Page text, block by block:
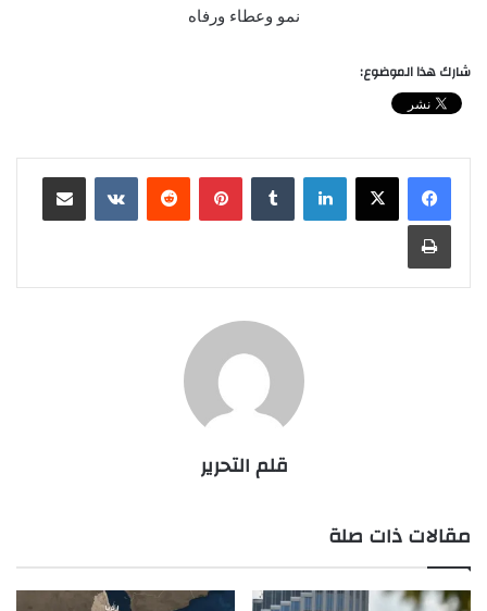
نمو وعطاء ورفاه
شارك هذا الموضوع:
لينكدإن بينتيريست
قلم التحرير
مقالات ذات صلة